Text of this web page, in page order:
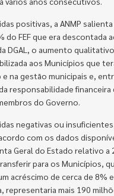
positivas, a ANMP
do FEF que era descontada
DGAL, o aumento
aos Municípios que
na gestão municipais e,
responsabilidade
do Governo.
negativas ou
com os dados
Geral do Estado relativo a
para os Municípios,
acréscimo de cerca de 8%
representaria mais 190